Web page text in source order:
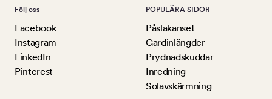
Följ oss
Facebook
Instagram
LinkedIn
Pinterest
POPULÄRA SIDOR
Påslakanset
Gardinlängder
Prydnadskuddar
Inredning
Solavskärmning